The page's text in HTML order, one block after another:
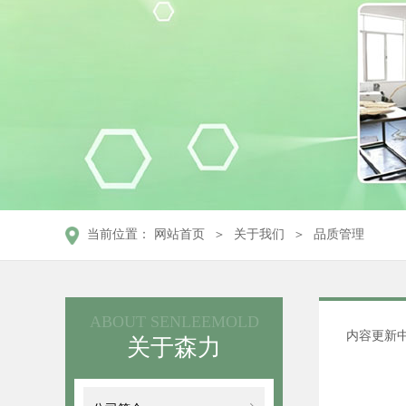
当前位置： 网站首页 ＞ 关于我们 ＞ 品质管理
ABOUT SENLEEMOLD
关于森力 内容更新